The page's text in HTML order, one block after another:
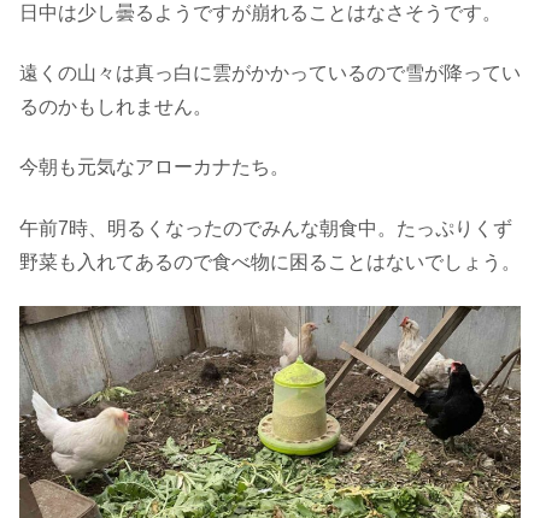
日中は少し曇るようですが崩れることはなさそうです。
遠くの山々は真っ白に雲がかかっているので雪が降ってい
るのかもしれません。
今朝も元気なアローカナたち。
午前7時、明るくなったのでみんな朝食中。たっぷりくず
野菜も入れてあるので食べ物に困ることはないでしょう。